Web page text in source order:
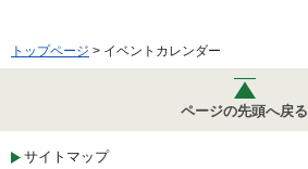
トップページ > イベントカレンダー
ページの先頭へ戻る
サイトマップ